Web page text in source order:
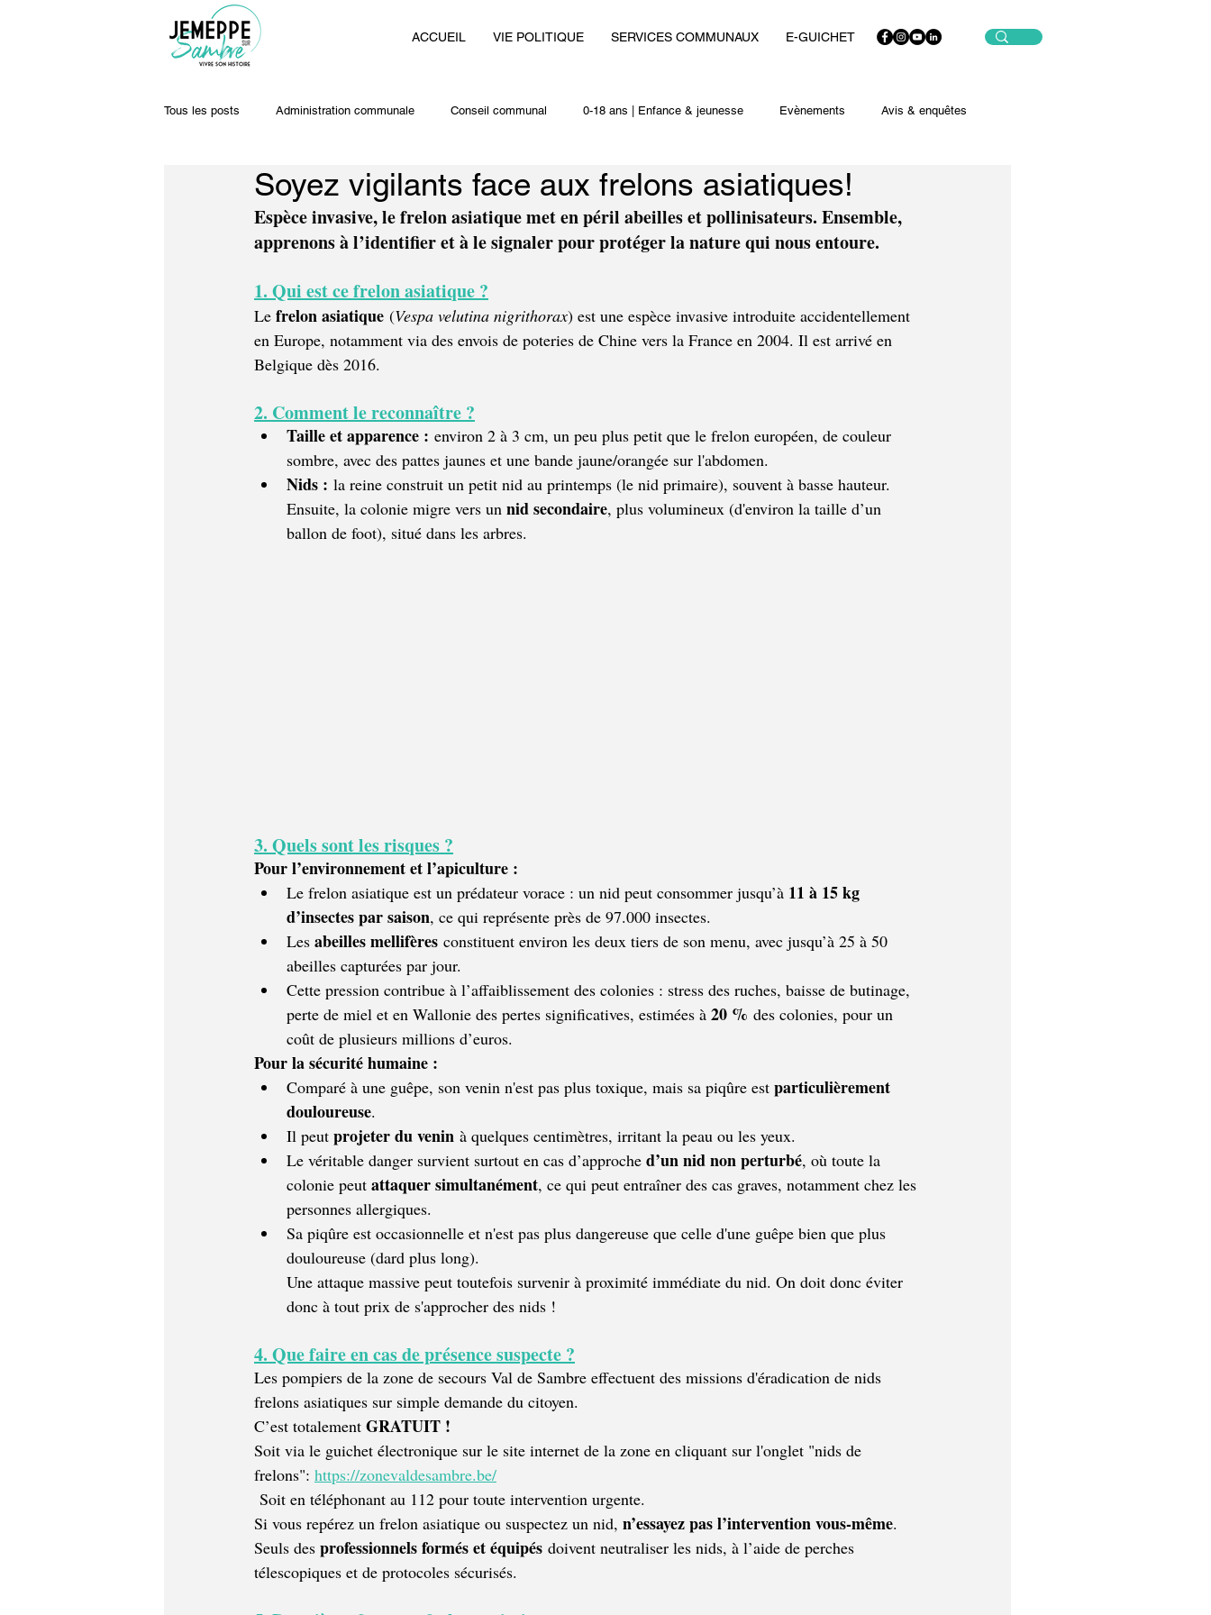
ACCUEIL VIE POLITIQUE SERVICES COMMUNAUX E-GUICHET
Tous les posts Administration communale Conseil communal 0-18 ans | Enfance & jeunesse Evènements Avis & enquêtes
Travaux & voiries Offres d'emploi Autres actualités
Soyez vigilants face aux frelons asiatiques!
Espèce invasive, le frelon asiatique met en péril abeilles et pollinisateurs. Ensemble,
apprenons à l’identifier et à le signaler pour protéger la nature qui nous entoure.
1. Qui est ce frelon asiatique ?
Le frelon asiatique (Vespa velutina nigrithorax) est une espèce invasive introduite accidentellement
en Europe, notamment via des envois de poteries de Chine vers la France en 2004. Il est arrivé en
Belgique dès 2016.
2. Comment le reconnaître ?
Taille et apparence : environ 2 à 3 cm, un peu plus petit que le frelon européen, de couleur
sombre, avec des pattes jaunes et une bande jaune/orangée sur l'abdomen.
Nids : la reine construit un petit nid au printemps (le nid primaire), souvent à basse hauteur.
Ensuite, la colonie migre vers un nid secondaire, plus volumineux (d'environ la taille d’un
ballon de foot), situé dans les arbres.
3. Quels sont les risques ?
Pour l’environnement et l’apiculture :
Le frelon asiatique est un prédateur vorace : un nid peut consommer jusqu’à 11 à 15 kg
d’insectes par saison, ce qui représente près de 97.000 insectes.
Les abeilles mellifères constituent environ les deux tiers de son menu, avec jusqu’à 25 à 50
abeilles capturées par jour.
Cette pression contribue à l’affaiblissement des colonies : stress des ruches, baisse de butinage,
perte de miel et en Wallonie des pertes significatives, estimées à 20 % des colonies, pour un
coût de plusieurs millions d’euros.
Pour la sécurité humaine :
Comparé à une guêpe, son venin n'est pas plus toxique, mais sa piqûre est particulièrement
douloureuse.
Il peut projeter du venin à quelques centimètres, irritant la peau ou les yeux.
Le véritable danger survient surtout en cas d’approche d’un nid non perturbé, où toute la
colonie peut attaquer simultanément, ce qui peut entraîner des cas graves, notamment chez les
personnes allergiques.
Sa piqûre est occasionnelle et n'est pas plus dangereuse que celle d'une guêpe bien que plus
douloureuse (dard plus long).
Une attaque massive peut toutefois survenir à proximité immédiate du nid. On doit donc éviter
donc à tout prix de s'approcher des nids !
4. Que faire en cas de présence suspecte ?
Les pompiers de la zone de secours Val de Sambre effectuent des missions d'éradication de nids
frelons asiatiques sur simple demande du citoyen.
C’est totalement GRATUIT !
Soit via le guichet électronique sur le site internet de la zone en cliquant sur l'onglet "nids de
frelons": https://zonevaldesambre.be/
Soit en téléphonant au 112 pour toute intervention urgente.
Si vous repérez un frelon asiatique ou suspectez un nid, n’essayez pas l’intervention vous-même.
Seuls des professionnels formés et équipés doivent neutraliser les nids, à l’aide de perches
télescopiques et de protocoles sécurisés.